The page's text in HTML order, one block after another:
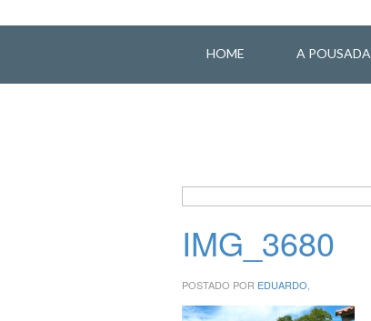
HOME A POUSADA
IMG_3680
POSTADO POR EDUARDO,